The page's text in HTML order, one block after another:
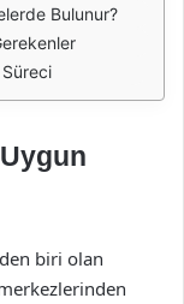
Bulunur?
biri olan